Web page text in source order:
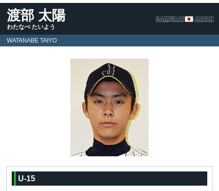
渡部 太陽
わたなべ たいよう
WATANABE TAIYO
U-15